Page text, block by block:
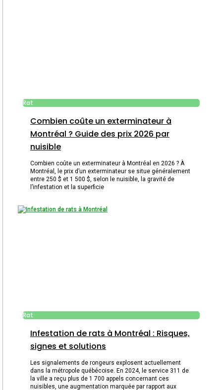
Rat
Combien coûte un exterminateur à
Montréal ? Guide des prix 2026 par
nuisible
Combien coûte un exterminateur à Montréal en 2026 ? À
Montréal, le prix d’un exterminateur se situe généralement
entre 250 $ et 1 500 $, selon le nuisible, la gravité de
l’infestation et la superficie
Rat
Infestation de rats à Montréal : Risques,
signes et solutions
Les signalements de rongeurs explosent actuellement
dans la métropole québécoise. En 2024, le service 311 de
la ville a reçu plus de 1 700 appels concernant ces
nuisibles, une augmentation marquée par rapport aux